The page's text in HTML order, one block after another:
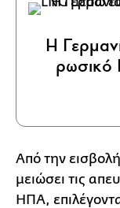
Η
ρωσικό
Από την
μειώσει τις
ΗΠΑ,